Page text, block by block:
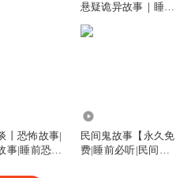
悬疑诡异故事｜睡前
丨恐怖故事|
事|睡前恐怖
民间鬼故事【永久免
费|睡前必听|民间短